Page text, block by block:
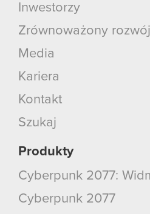
Inwestorzy
Zrównoważony rozwój
Media
Kariera
Kontakt
Szukaj
Produkty
Cyberpunk 2077:
Cyberpunk 2077